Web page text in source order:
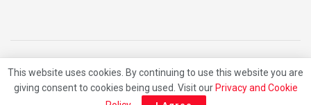
About Advertise Privacy Policy Contact Us
© 2026 Athavan Media, All rights reserved.
This website uses cookies. By continuing to use this website you are
giving consent to cookies being used. Visit our Privacy and Cookie